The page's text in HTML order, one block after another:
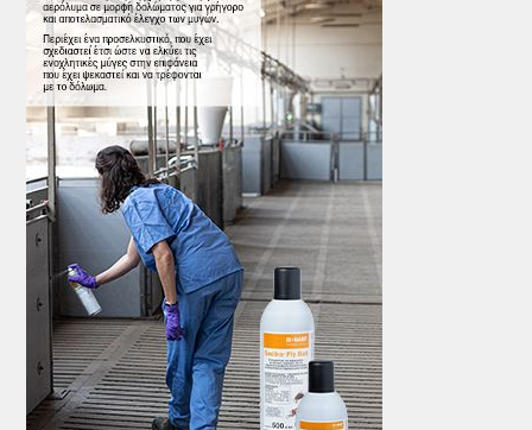
ΤΟ ΠΕΡΙΟΔΙΚΟ
Profile
ΑΡΧΕΙΟ ΤΕΥΧΩΝ
ΣΥΝΕΔΡΙΟ ΚΡΕΑΤΟΣ